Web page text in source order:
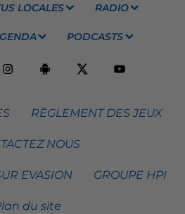
LOCALES RADIO
PODCASTS
RÈGLEMENT DES JEUX
NOUS
EVASION GROUPE HPI
du site